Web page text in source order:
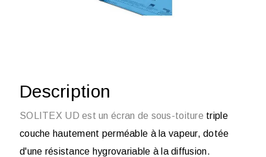
Description
SOLITEX UD est un écran de sous-toiture triple
couche hautement perméable à la vapeur, dotée
d'une résistance hygrovariable à la diffusion.